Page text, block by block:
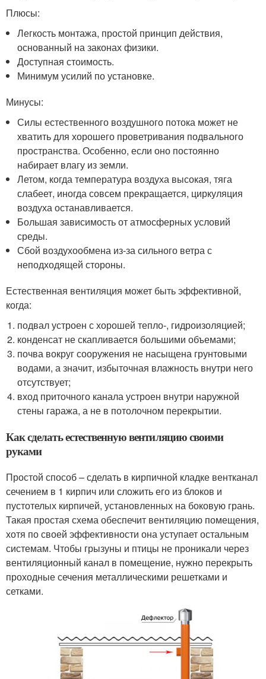
Плюсы:
Легкость монтажа, простой принцип действия,
основанный на законах физики.
Доступная стоимость.
Минимум усилий по установке.
Минусы:
Силы естественного воздушного потока может не
хватить для хорошего проветривания подвального
пространства. Особенно, если оно постоянно
набирает влагу из земли.
Летом, когда температура воздуха высокая, тяга
слабеет, иногда совсем прекращается, циркуляция
воздуха останавливается.
Большая зависимость от атмосферных условий
среды.
Сбой воздухообмена из-за сильного ветра с
неподходящей стороны.
Естественная вентиляция может быть эффективной,
когда:
подвал устроен с хорошей тепло-, гидроизоляцией;
конденсат не скапливается большими объемами;
почва вокруг сооружения не насыщена грунтовыми
водами, а значит, избыточная влажность внутри него
отсутствует;
вход приточного канала устроен внутри наружной
стены гаража, а не в потолочном перекрытии.
Как сделать естественную вентиляцию своими
руками
Простой способ – сделать в кирпичной кладке вентканал
сечением в 1 кирпич или сложить его из блоков и
пустотелых кирпичей, установленных на боковую грань.
Такая простая схема обеспечит вентиляцию помещения,
хотя по своей эффективности она уступает остальным
системам. Чтобы грызуны и птицы не проникали через
вентиляционный канал в помещение, нужно перекрыть
проходные сечения металлическими решетками и
сетками.